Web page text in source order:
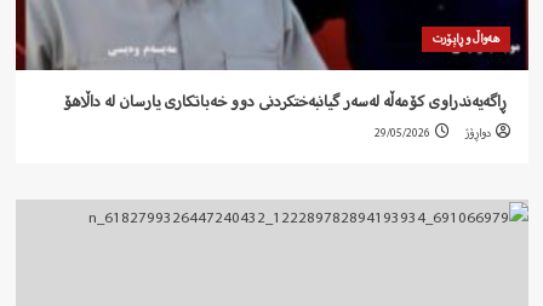
هەواڵ و ڕاپۆرت
‍ ڕاگەیەندراوی کۆمەڵە لەسەر گیانبەختکردنی دوو خەباتکاری یارسان لە داڵاهۆ
دواڕۆژ 29/05/2026